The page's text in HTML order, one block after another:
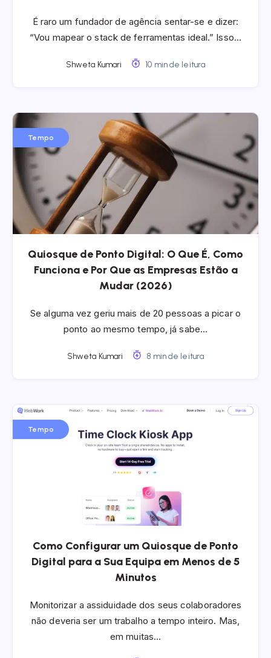
É raro um fundador de agência sentar-se e dizer:
“Vou mapear o stack de ferramentas ideal.” Isso…
Shweta Kumari 10 min de leitura
Tempo
Quiosque de Ponto Digital: O Que É, Como
Funciona e Por Que as Empresas Estão a
Mudar (2026)
Se alguma vez geriu mais de 20 pessoas a picar o
ponto ao mesmo tempo, já sabe…
Shweta Kumari 8 min de leitura
Tempo
Como Configurar um Quiosque de Ponto
Digital para a Sua Equipa em Menos de 5
Minutos
Monitorizar a assiduidade dos seus colaboradores
não deveria ser um trabalho a tempo inteiro. Mas,
em muitas…